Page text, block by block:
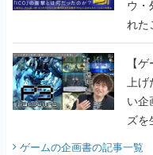
ウ・
れた
画書
【
上
い企
ズ
ゲームの企画書の記事一覧